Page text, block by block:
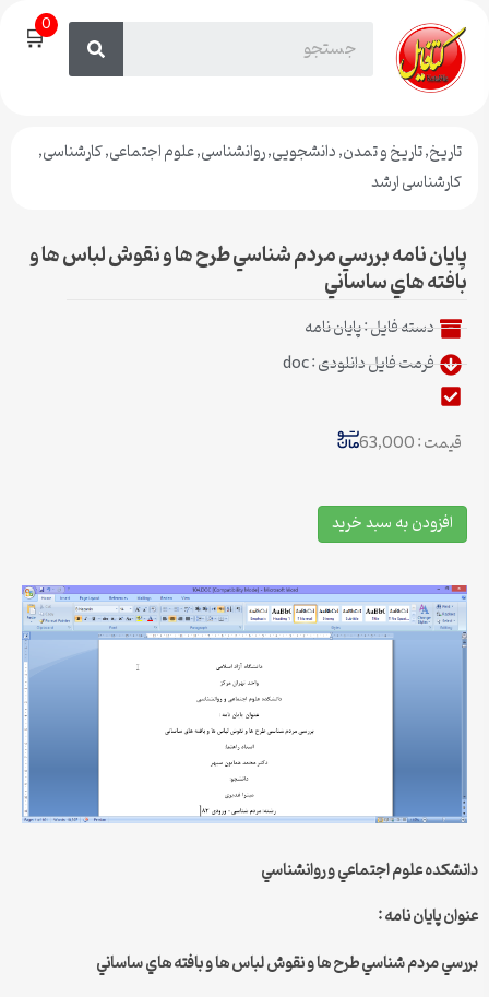
🛒0
تاریخ,تاریخ و تمدن,دانشجویی,روانشناسی,علوم اجتماعی,کارشناسی,
کارشناسی ارشد
پایان نامه بررسي مردم شناسي طرح ها و نقوش لباس ها و
بافته هاي ساساني
دسته فایل :پایان نامه
فرمت فایل دانلودی : doc
قیمت : 63,000
افزودن به سبد خرید
دانشکده علوم اجتماعي و روانشناسي
عنوان پایان نامه :
بررسي مردم شناسي طرح ها و نقوش لباس ها و بافته هاي ساساني